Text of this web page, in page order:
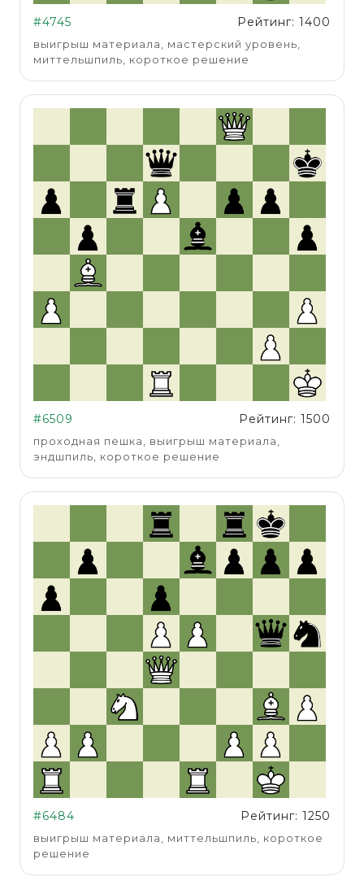
#4745 Рейтинг: 1400
выигрыш материала, мастерский уровень,
миттельшпиль, короткое решение
#6509 Рейтинг: 1500
проходная пешка, выигрыш материала,
эндшпиль, короткое решение
#6484 Рейтинг: 1250
выигрыш материала, миттельшпиль, короткое
решение